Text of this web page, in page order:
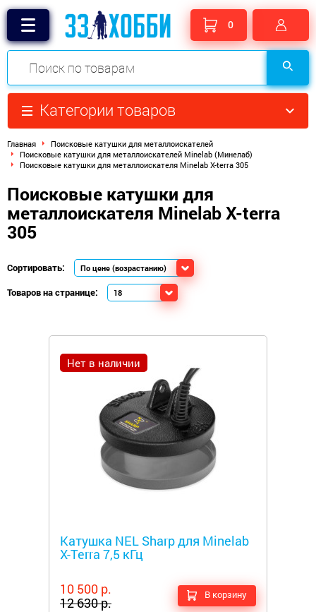
0
Категории товаров
Главная
Поисковые катушки для металлоискателей
Поисковые катушки для металлоискателей Minelab (Минелаб)
Поисковые катушки для металлоискателя Minelab X-terra 305
Поисковые катушки для
металлоискателя Minelab X-terra
305
Сортировать:
Товаров на странице:
Нет в наличии
Катушка NEL Sharp для Minelab
X-Terra 7,5 кГц
10 500 р.
12 630 р.
В корзину